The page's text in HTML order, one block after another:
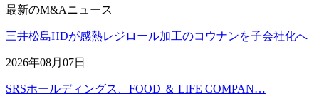
最新のM&Aニュース
三井松島HDが感熱レジロール加工のコウナンを子会社化へ
2026年08月07日
SRSホールディングス、FOOD ＆ LIFE COMPAN…